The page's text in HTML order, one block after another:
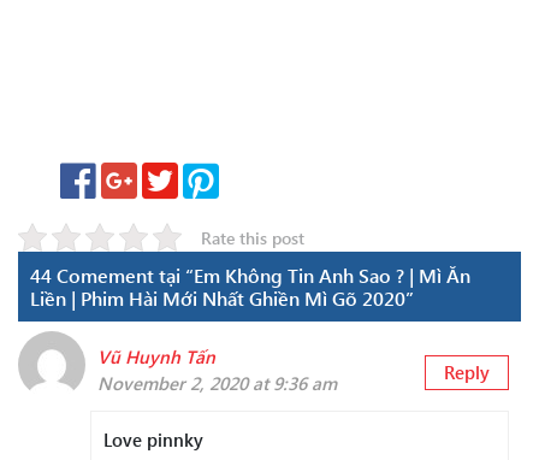
Rate this post
44 Comement tại “Em Không Tin Anh Sao ? | Mì Ăn
Liền | Phim Hài Mới Nhất Ghiền Mì Gõ 2020”
Vũ Huynh Tấn
November 2, 2020 at 9:36 am
Reply
Love pinnky